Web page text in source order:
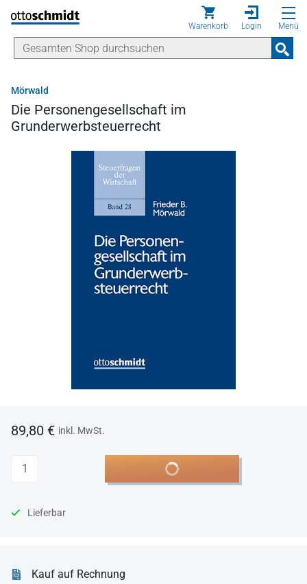
Direkt zum Inhalt
Warenkorb Login Menü
Mörwald
Die Personengesellschaft im
Grunderwerbsteuerrecht
89,80 € inkl. MwSt.
Anzahl In den Warenkorb
Lieferbar
Kauf auf Rechnung